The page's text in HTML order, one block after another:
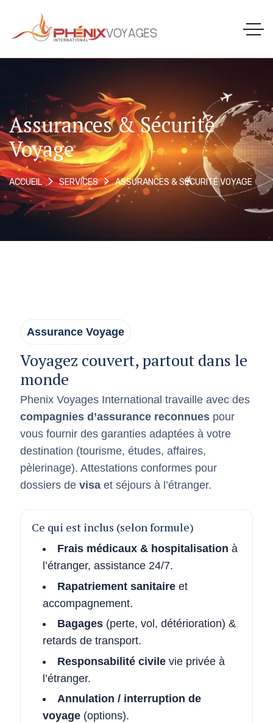
Assurances & Sécurité
Voyage
ACCUEIL SERVICES ASSURANCES & SÉCURITÉ VOYAGE
Assurance Voyage
Voyagez couvert, partout dans le
monde
Phenix Voyages International travaille avec des
compagnies d’assurance reconnues pour
vous fournir des garanties adaptées à votre
destination (tourisme, études, affaires,
pèlerinage). Attestations conformes pour
dossiers de visa et séjours à l’étranger.
Ce qui est inclus (selon formule)
Frais médicaux & hospitalisation à
l’étranger, assistance 24/7.
Rapatriement sanitaireet
accompagnement.
Bagages(perte, vol, détérioration) &
retards de transport.
Responsabilité civilevie privée à
l’étranger.
Annulation / interruption de
voyage(options).